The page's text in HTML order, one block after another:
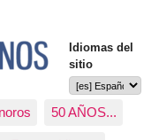
Idiomas del
sitio
50 AÑOS...